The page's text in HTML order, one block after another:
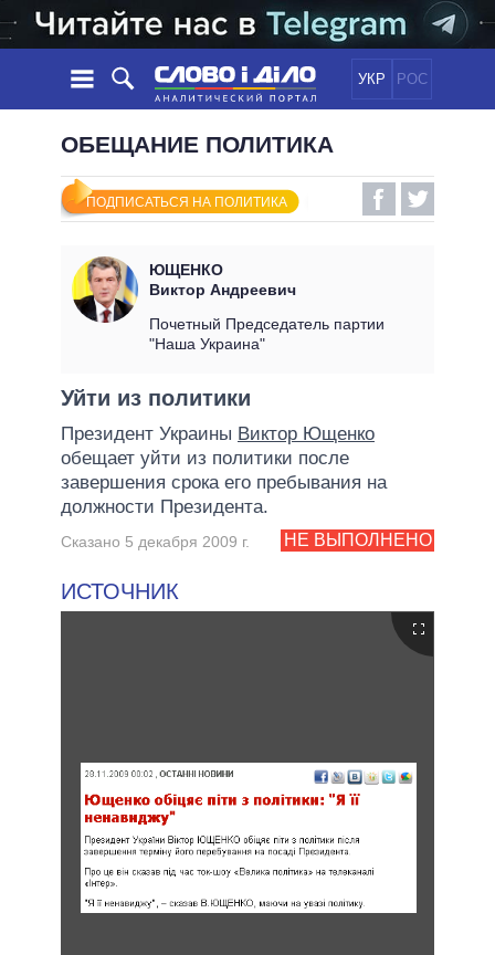
УКР РОС
НОВОСТИ
ЛЕНТА
СОБЫТИЯ
СТАТЬИ
МНЕНИЯ
ОБЗОРЫ
ДАЙДЖЕСТЫ
ПОЛИТИКА
ЭКОНОМИКА
МИР
ОБЕЩАНИЯ
ВСЕ ПОЛИТИКИ
ПРЕЗИДЕНТ И ОФИС
ВЕРХОВНАЯ РАДА
МЭРЫ
ВСЕ ПЕРСОНЫ
ИНФОГРАФИКА
ВИДЕО
СРАВНЕНИЕ ПОЛИТИКОВ
ОБЕЩАНИЕ ПОЛИТИКА
ПОДПИСАТЬСЯ НА ПОЛИТИКА
ЮЩЕНКО
Виктор Андреевич
Почетный Председатель партии
"Наша Украина"
Уйти из политики
Президент Украины Виктор Ющенко
обещает уйти из политики после
завершения срока его пребывания на
должности Президента.
НЕ ВЫПОЛНЕНО
Сказано 5 декабря 2009 г.
ИСТОЧНИК